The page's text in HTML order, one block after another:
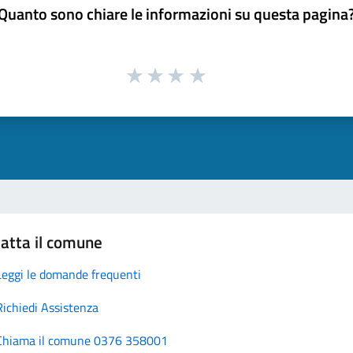
sono chiare le informazioni su questa
il comune
le domande frequenti
Assistenza
il comune 0376 358001